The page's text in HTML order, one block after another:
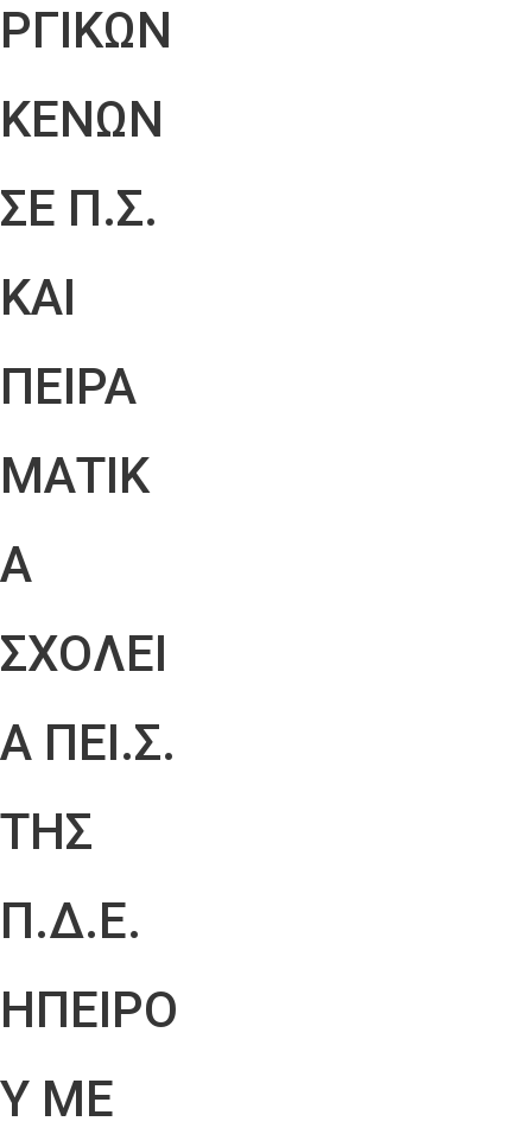
ΡΓΙΚΩΝ
ΚΕΝΩΝ
ΣΕ Π.Σ.
ΚΑΙ
ΠΕΙΡΑ
ΜΑΤΙΚ
Α
ΣΧΟΛΕΙ
Α ΠΕΙ.Σ.
ΤΗΣ
Π.Δ.Ε.
ΗΠΕΙΡΟ
Υ ΜΕ